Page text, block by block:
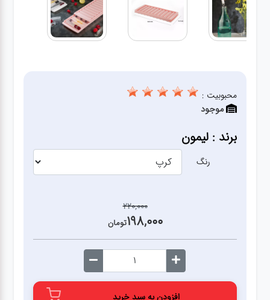
لوازم متفرقه
آشپزخانه
کلمن،فلاسک،قمقمه
بانکه،پاسماوری،جا
ادویه
سطل
محبوبیت :
موجود
برند : لیمون
رنگ
220,000
198,000تومان
افزودن به سبد خرید